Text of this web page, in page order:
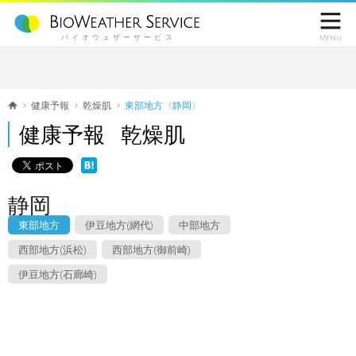
バイオウェザーサービス

Menu
健康予報 乾燥肌 東部地方〈静岡〉
健康予報 乾燥肌
静岡
東部地方 伊豆地方(網代) 中部地方
西部地方(浜松) 西部地方(御前崎)
伊豆地方(石廊崎)